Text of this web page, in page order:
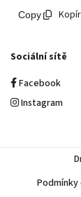
Sociální sítě
Facebook
Instagram
Podmínky